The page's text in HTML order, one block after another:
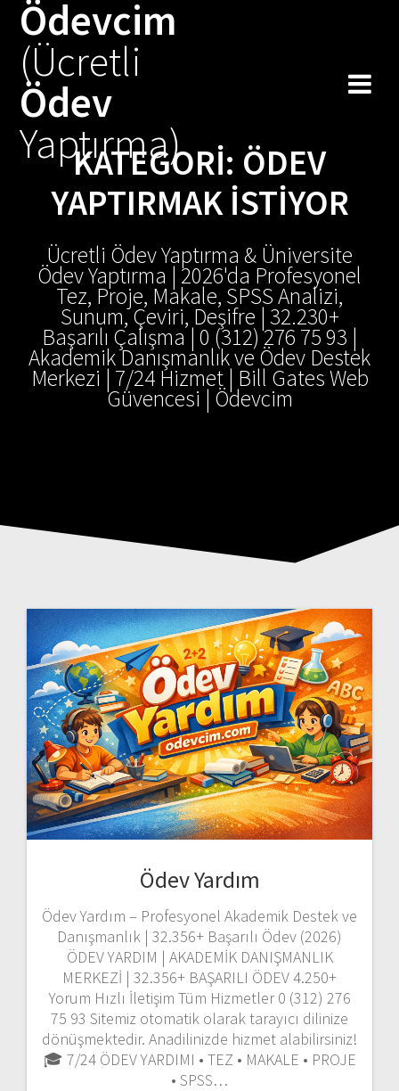
Ödevcim
(Ücretli
Ödev
Yaptırma)
KATEGORI: ÖDEV
YAPTIRMAK İSTIYOR
Ücretli Ödev Yaptırma & Üniversite
Ödev Yaptırma | 2026'da Profesyonel
Tez, Proje, Makale, SPSS Analizi,
Sunum, Çeviri, Deşifre | 32.230+
Başarılı Çalışma | 0 (312) 276 75 93 |
Akademik Danışmanlık ve Ödev Destek
Merkezi | 7/24 Hizmet | Bill Gates Web
Güvencesi | Ödevcim
Ödev Yardım
Ödev Yardım – Profesyonel Akademik Destek ve
Danışmanlık | 32.356+ Başarılı Ödev (2026)
ÖDEV YARDIM | AKADEMİK DANIŞMANLIK
MERKEZİ | 32.356+ BAŞARILI ÖDEV 4.250+
Yorum Hızlı İletişim Tüm Hizmetler 0 (312) 276
75 93 Sitemiz otomatik olarak tarayıcı dilinize
dönüşmektedir. Anadilinizde hizmet alabilirsiniz!
🎓 7/24 ÖDEV YARDIMI • TEZ • MAKALE • PROJE
• SPSS…